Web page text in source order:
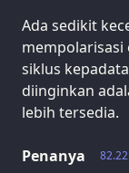
Ada sedikit
mempolarisasi
siklus
diinginkan
lebih tersedia.
82.22
Penanya